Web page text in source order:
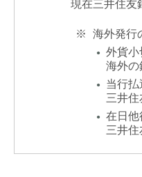
現在三井住友
※ 海外発行
●
外貨小
海外の
●
当行
三井
●
在日他
三井